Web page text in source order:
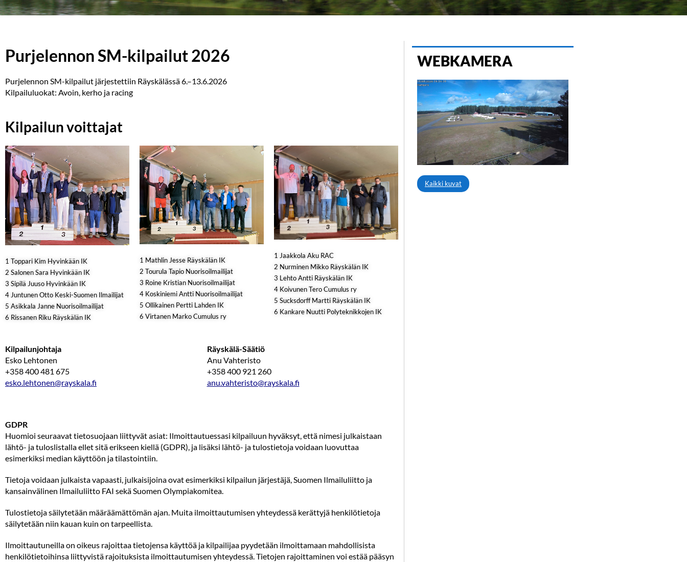
Tervetuloa Purjelennon
SM-kisoihin!
Purjelennon SM-kilpailut 2026
Purjelennon SM-kilpailut järjestettiin Räyskälässä 6.–13.6.2026
Kilpailuluokat: Avoin, kerho ja racing
Kilpailun voittajat
1 Toppari Kim Hyvinkään IK
2 Salonen Sara Hyvinkään IK
3 Sipilä Juuso Hyvinkään IK
4 Juntunen Otto Keski-Suomen Ilmailijat
5 Asikkala Janne Nuorisoilmailijat
6 Rissanen Riku Räyskälän IK
1 Mathlin Jesse Räyskälän IK
2 Tourula Tapio Nuorisoilmailijat
3 Roine Kristian Nuorisoilmailijat
4 Koskiniemi Antti Nuorisoilmailijat
5 Ollikainen Pertti Lahden IK
6 Virtanen Marko Cumulus ry
1 Jaakkola Aku RAC
2 Nurminen Mikko Räyskälän IK
3 Lehto Antti Räyskälän IK
4 Koivunen Tero Cumulus ry
5 Sucksdorff Martti Räyskälän IK
6 Kankare Nuutti Polyteknikkojen IK
Kilpailunjohtaja
Esko Lehtonen
+358 400 481 675
esko.lehtonen@rayskala.fi
Räyskälä-Säätiö
Anu Vahteristo
+358 400 921 260
anu.vahteristo@rayskala.fi
GDPR
Huomioi seuraavat tietosuojaan liittyvät asiat: Ilmoittautuessasi kilpailuun hyväksyt, että nimesi julkaistaan
lähtö- ja tuloslistalla ellet sitä erikseen kiellä (GDPR), ja lisäksi lähtö- ja tulostietoja voidaan luovuttaa
esimerkiksi median käyttöön ja tilastointiin.
Tietoja voidaan julkaista vapaasti, julkaisijoina ovat esimerkiksi kilpailun järjestäjä, Suomen Ilmailuliitto ja
kansainvälinen Ilmailuliitto FAI sekä Suomen Olympiakomitea.
Tulostietoja säilytetään määräämättömän ajan. Muita ilmoittautumisen yhteydessä kerättyjä henkilötietoja
säilytetään niin kauan kuin on tarpeellista.
Ilmoittautuneilla on oikeus rajoittaa tietojensa käyttöä ja kilpailijaa pyydetään ilmoittamaan mahdollisista
henkilötietoihinsa liittyvistä rajoituksista ilmoittautumisen yhteydessä. Tietojen rajoittaminen voi estää pääsyn
WEBKAMERA
Kaikki kuvat